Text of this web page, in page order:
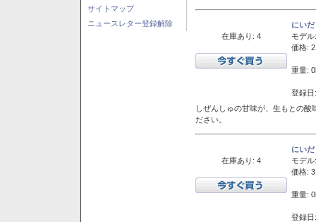
サイトマップ
ニュースレター登録解除
在庫あり: 4
にい
モデル:
価格:
重量:
登録
しぜんしゅの甘味が、生もとの
ださい。
在庫あり: 4
にい
モデル:
価格:
重量:
登録